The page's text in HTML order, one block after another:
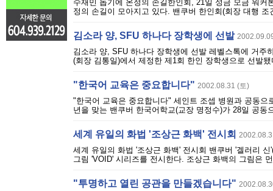
수재민 돕기에 온정의 손길한인회, 21일 성금 모금 워
정의 손길이 모아지고 있다. 밴쿠버 한인회(회장 대행
김소라 양, SFU 하나다 장학생에 선발
김소라 양, SFU 하나다 장학생에 선발 레벨스톡에 거주
(회장 김통일)에서 제정한 제1회 한인 장학생으로 선발
"한국어 교육은 중요합니다" 2002.08.31 (토)
"한국어 교육은 중요합니다" 세인트 조셉 병원과 공동
년을 맞는 밴쿠버 한국어학교(교장 명정수)가 28일 공
세계 유일의 화법 '조상근 화백' 전시회
세계 유일의 화법 '조상근 화백' 전시회 밴쿠버 '겔러리
그림 'VOID' 시리즈를 전시한다. 조상근 화백의 그림은
"투명하고 열린 공관을 만들겠습니다"